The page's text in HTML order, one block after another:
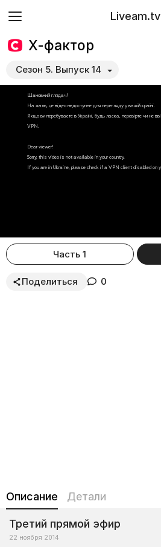
Liveam.tv
Х-фактор
Сезон 5. Выпуск 14
Часть 1
Поделиться 0
Описание Детали
Третий прямой эфир
22 ноября 2014